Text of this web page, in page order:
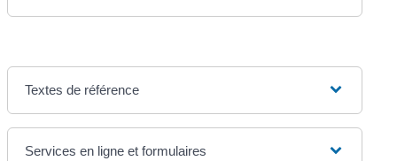
Textes de référence
Services en ligne et formulaires